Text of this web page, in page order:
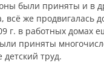
были приняты и в
всё же продвигалась
г. в работных домах
приняты
труд.